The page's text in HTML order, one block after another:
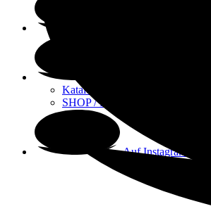
Kataloge / Sketchvorlagen
SHOP / Flohmarkt
Auf Instagram